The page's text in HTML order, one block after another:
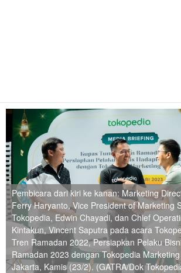
Pembicara dari kiri ke kanan: Marketing
Ferry Haryanto, Vice President of Marketing
Tokopedia, Edwin Chayadi, dan Chief
Kintakun, Vincent Saputra pada acara
Tren Ramadan 2022, Persiapkan Pelaku
Ramadan 2023 dengan Tokopedia Marketing
Jakarta, Kamis (23/2). (GATRA/Dok